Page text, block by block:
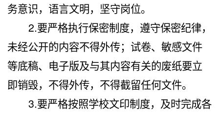
务意识，语言文明，坚守岗位。
2.要严格执行保密制度，遵守保密纪律，
未经公开的内容不得外传；试卷、敏感文件
等底稿、电子版及与其内容有关的废纸要立
即销毁，不得外传，不得截留任何文件。
3.要严格按照学校文印制度，及时完成各